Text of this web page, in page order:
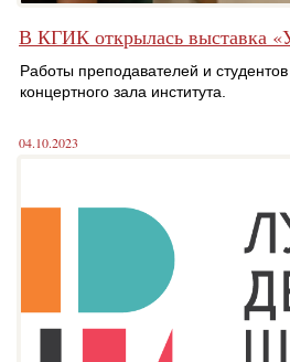
В КГИК открылась выставка
Работы преподавателей и
концертного зала института.
04.10.2023